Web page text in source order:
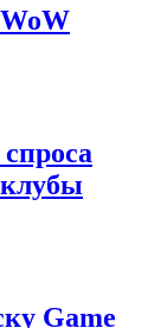
Game